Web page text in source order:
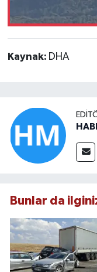
Kaynak: DHA
Bunlar da